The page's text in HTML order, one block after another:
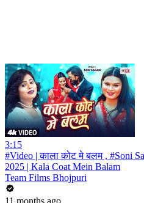
3:15
#Video | काला कोट मे बलम , #Soni
2025 | Kala Coat Mein Balam
Team Films Bhojpuri